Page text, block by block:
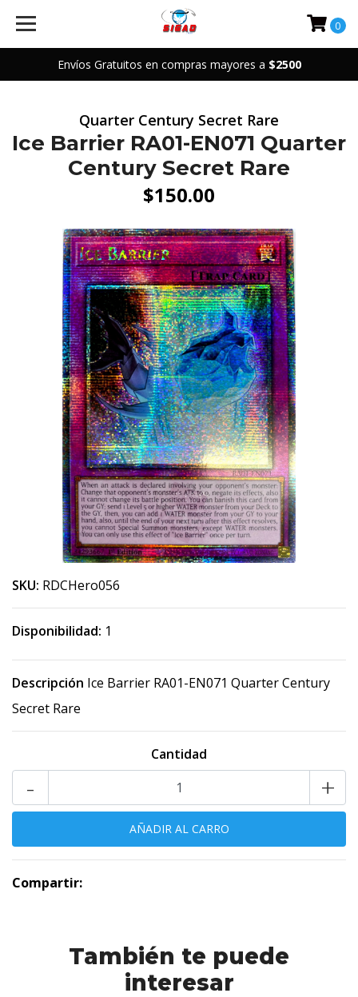
Envíos Gratuitos en compras mayores a $2500
0
Quarter Century Secret Rare
Ice Barrier RA01-EN071 Quarter
Century Secret Rare
$150.00
SKU: RDCHero056
Disponibilidad: 1
Descripción Ice Barrier RA01-EN071 Quarter Century
Secret Rare
Cantidad
+
-
Compartir:
También te puede
interesar